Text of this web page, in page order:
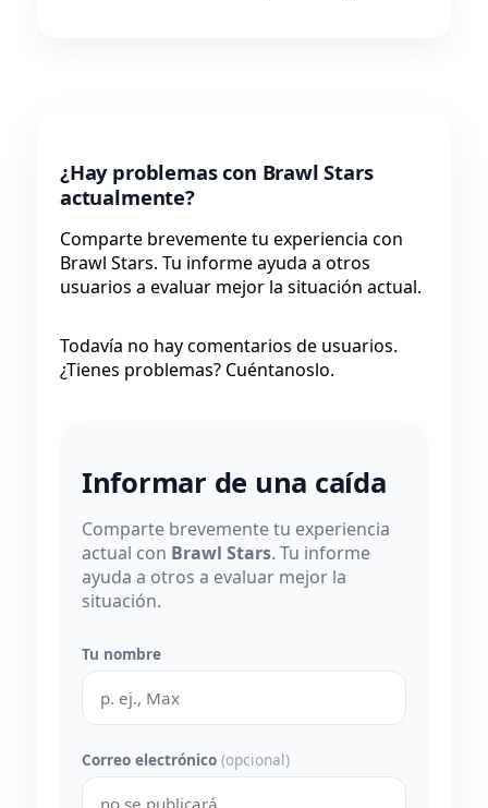
¿Hay problemas con Brawl Stars
actualmente?
Comparte brevemente tu experiencia con
Brawl Stars. Tu informe ayuda a otros
usuarios a evaluar mejor la situación actual.
Todavía no hay comentarios de usuarios.
¿Tienes problemas? Cuéntanoslo.
Informar de una caída
Comparte brevemente tu experiencia
actual con Brawl Stars. Tu informe
ayuda a otros a evaluar mejor la
situación.
Tu nombre
Correo electrónico (opcional)